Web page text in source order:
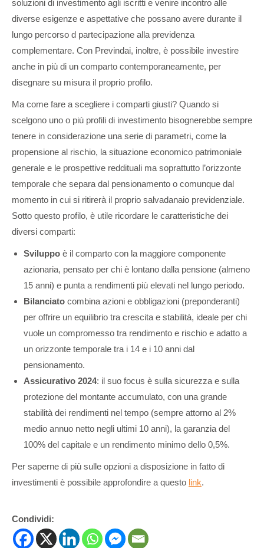
soluzioni di investimento agli iscritti e venire incontro alle
diverse esigenze e aspettative che possano avere durante il
lungo percorso d partecipazione alla previdenza
complementare. Con Previndai, inoltre, è possibile investire
anche in più di un comparto contemporaneamente, per
disegnare su misura il proprio profilo.
Ma come fare a scegliere i comparti giusti? Quando si
scelgono uno o più profili di investimento bisognerebbe sempre
tenere in considerazione una serie di parametri, come la
propensione al rischio, la situazione economico patrimoniale
generale e le prospettive reddituali ma soprattutto l’orizzonte
temporale che separa dal pensionamento o comunque dal
momento in cui si ritirerà il proprio salvadanaio previdenziale.
Sotto questo profilo, è utile ricordare le caratteristiche dei
diversi comparti:
Sviluppo è il comparto con la maggiore componente
azionaria, pensato per chi è lontano dalla pensione (almeno
15 anni) e punta a rendimenti più elevati nel lungo periodo.
Bilanciato combina azioni e obbligazioni (preponderanti)
per offrire un equilibrio tra crescita e stabilità, ideale per chi
vuole un compromesso tra rendimento e rischio e adatto a
un orizzonte temporale tra i 14 e i 10 anni dal
pensionamento.
Assicurativo 2024: il suo focus è sulla sicurezza e sulla
protezione del montante accumulato, con una grande
stabilità dei rendimenti nel tempo (sempre attorno al 2%
medio annuo netto negli ultimi 10 anni), la garanzia del
100% del capitale e un rendimento minimo dello 0,5%.
Per saperne di più sulle opzioni a disposizione in fatto di
investimenti è possibile approfondire a questo link.
Condividi: